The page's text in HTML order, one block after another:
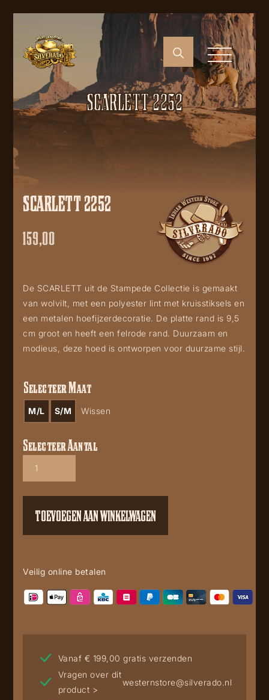
SCARLETT 2252
SCARLETT 2252
159,00
De SCARLETT uit de Stampede Collectie is gemaakt
van wolvilt, met een polyester lint met kruisstiksels en
een metalen hoefijzerdecoratie. De platte rand is 9,5
cm groot en heeft een felrode rand. Duurzaam en
modieus, deze hoed is ontworpen voor duurzame stijl.
Selecteer Maat
M/L S/M Wissen
Scarlett
Selecteer Aantal
TOEVOEGEN AAN WINKELWAGEN
Veilig online betalen
Vanaf € 199,00 gratis verzenden
Vragen over dit
product >
westernstore@silverado.nl